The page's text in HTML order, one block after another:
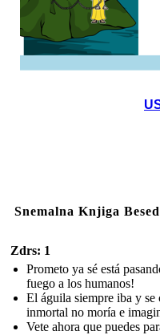
Snemalna Knjiga
Zdrs: 1
Prometo ya sé está
fuego a los humanos!
El águila siempre iba y
inmortal no moría e
Vete ahora que puedes